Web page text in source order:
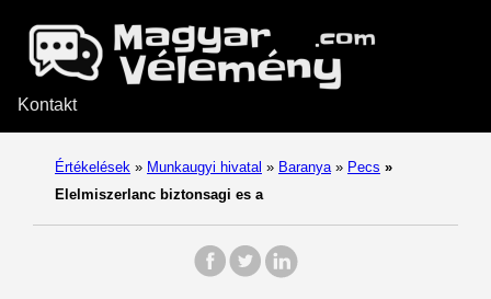
Kontakt
Értékelések » Munkaugyi hivatal » Baranya » Pecs »
Elelmiszerlanc biztonsagi es a